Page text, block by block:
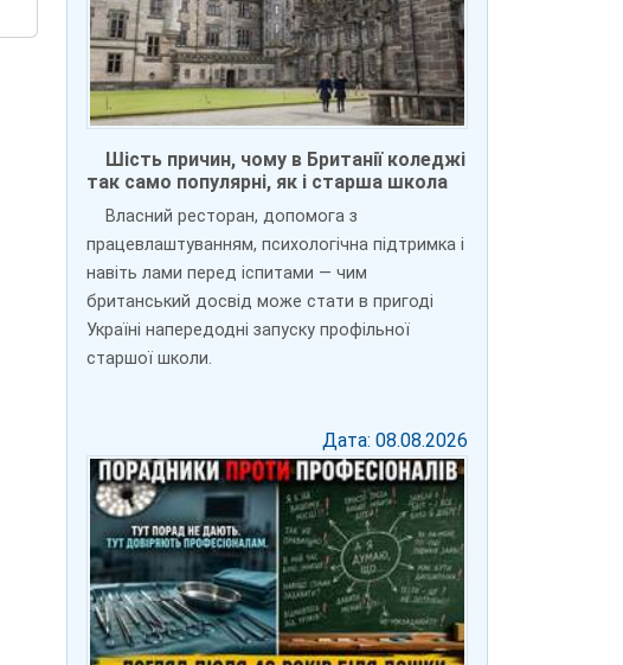
Шість причин, чому в Британії коледжі
так само популярні, як і старша школа
Власний ресторан, допомога з
працевлаштуванням, психологічна підтримка і
навіть лами перед іспитами — чим
британський досвід може стати в пригоді
Україні напередодні запуску профільної
старшої школи.
Дата: 08.08.2026